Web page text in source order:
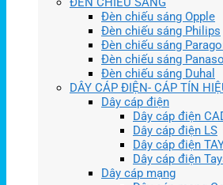
Đèn chiếu sáng Opple
Đèn chiếu sáng Philips
Đèn chiếu sáng
Đèn chiếu sáng
Đèn chiếu sáng Duhal
DÂY CÁP ĐIỆN- CÁP TÍN
Dây cáp điện
Dây cáp điện
Dây cáp điện LS
Dây cáp điện
Dây cáp điện
Dây cáp mạng